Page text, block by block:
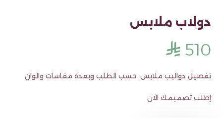
دولاب ملابس
⃁510
تفصيل دواليب ملابس حسب الطلب وبعدة مقاسات والوان
إطلب تصميمك الان